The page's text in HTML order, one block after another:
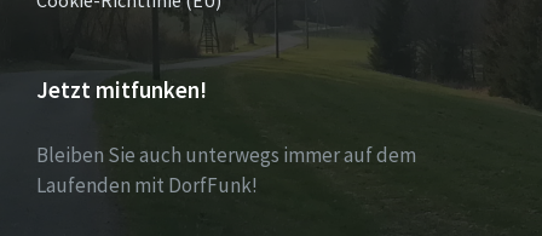
Jetzt mitfunken!
Bleiben Sie auch unterwegs immer auf dem
Laufenden mit DorfFunk!